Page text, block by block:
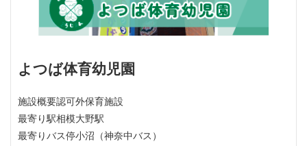
よつば体育幼児園
施設概要認可外保育施設
最寄り駅相模大野駅
最寄りバス停小沼（神奈中バス）